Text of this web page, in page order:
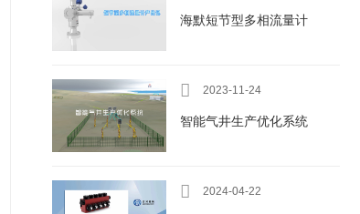
海默短节型多相流量计
 2023-11-24
智能气井生产优化系统
 2024-04-22